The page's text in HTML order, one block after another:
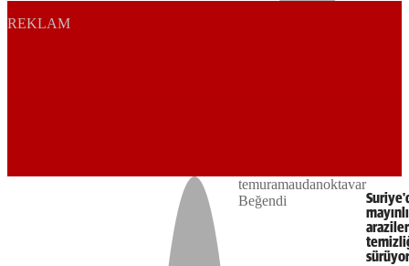
REKLAM
Play
Video
temuramaudanoktavar
Beğendi
mayınlı
sürüyor